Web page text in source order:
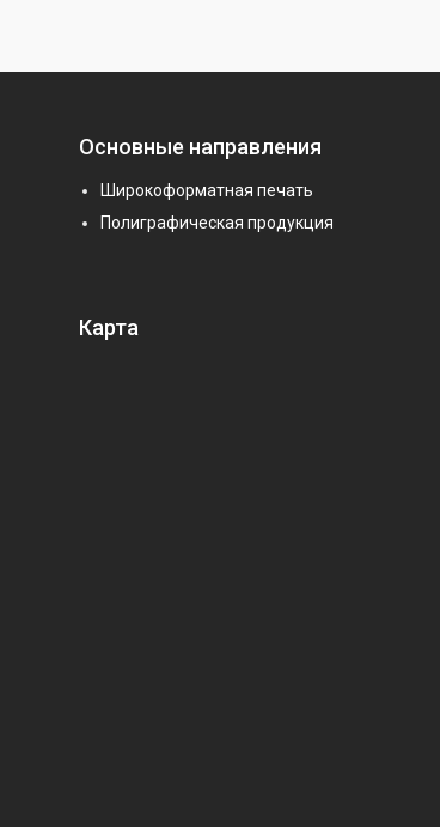
Основные направления
Широкоформатная печать
Полиграфическая продукция
Карта